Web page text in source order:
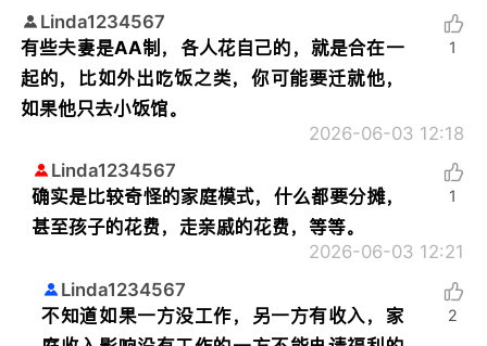
Linda1234567
有些夫妻是AA制，各人花自己的，就是合在一
起的，比如外出吃饭之类，你可能要迁就他，
如果他只去小饭馆。
2026-06-03 12:18
1
Linda1234567
确实是比较奇怪的家庭模式，什么都要分摊，
甚至孩子的花费，走亲戚的花费，等等。
2026-06-03 12:21
1
Linda1234567
不知道如果一方没工作，另一方有收入，家
2